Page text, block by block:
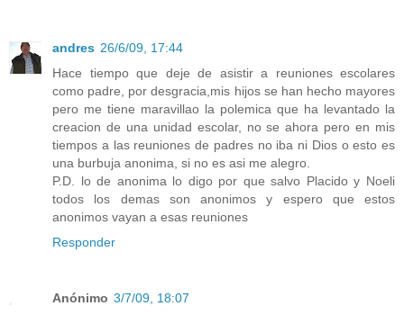
andres 26/6/09, 17:44
Hace tiempo que deje de asistir a reuniones escolares
como padre, por desgracia,mis hijos se han hecho mayores
pero me tiene maravillao la polemica que ha levantado la
creacion de una unidad escolar, no se ahora pero en mis
tiempos a las reuniones de padres no iba ni Dios o esto es
una burbuja anonima, si no es asi me alegro.
P.D. lo de anonima lo digo por que salvo Placido y Noeli
todos los demas son anonimos y espero que estos
anonimos vayan a esas reuniones
Responder
Anónimo 3/7/09, 18:07